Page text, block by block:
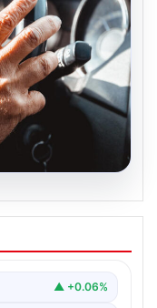
mi,
emekli
▲ +0.06%